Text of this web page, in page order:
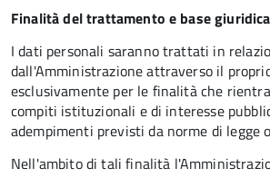
Finalità del trattamento e base giuridica
I dati personali saranno trattati in
dall'Amministrazione attraverso il
esclusivamente per le finalità che
compiti istituzionali e di interesse
adempimenti previsti da norme di legge
Nell'ambito di tali finalità